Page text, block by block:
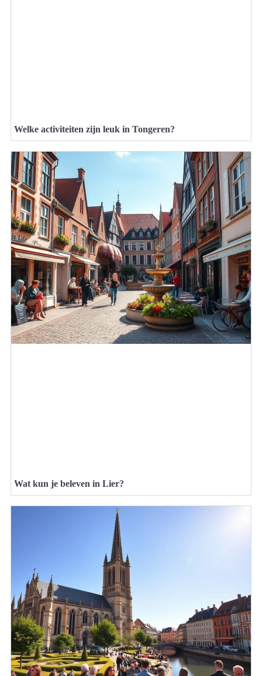
Welke activiteiten zijn leuk in Tongeren?
Wat kun je beleven in Lier?